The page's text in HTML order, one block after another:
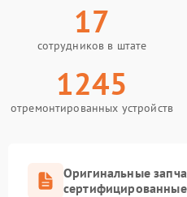
17
сотрудников в штате
1245
отремонтированных устройств
Оригинальные